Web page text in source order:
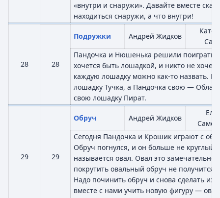
«внутри и снаружи». Давайте вместе
находиться снаружи, а что внутри!
28 28
Подружки Андрей Жидков
Пандочка и Нюшенька решили поиграть
хочется быть лошадкой, и никто не хочет
каждую лошадку можно как-то назвать.
лошадку Тучка, а Пандочка свою —
свою лошадку Пират.
29 29
Обруч Андрей Жидков
Сегодня Пандочка и Крошик играют с
Обруч погнулся, и он больше не круглый.
называется овал. Овал это замечательно,
покрутить овальный обруч не получится.
Надо починить обруч и снова сделать из
вместе с нами учить новую фигуру —